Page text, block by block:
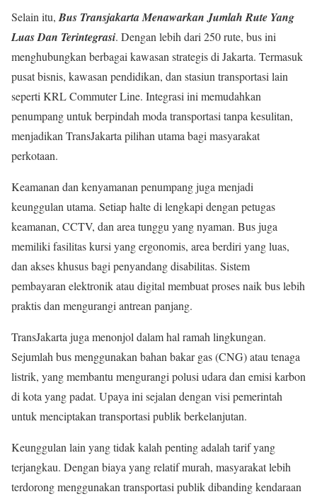
Selain itu, Bus Transjakarta Menawarkan Jumlah Rute Yang
Luas Dan Terintegrasi. Dengan lebih dari 250 rute, bus ini
menghubungkan berbagai kawasan strategis di Jakarta. Termasuk
pusat bisnis, kawasan pendidikan, dan stasiun transportasi lain
seperti KRL Commuter Line. Integrasi ini memudahkan
penumpang untuk berpindah moda transportasi tanpa kesulitan,
menjadikan TransJakarta pilihan utama bagi masyarakat
perkotaan.
Keamanan dan kenyamanan penumpang juga menjadi
keunggulan utama. Setiap halte di lengkapi dengan petugas
keamanan, CCTV, dan area tunggu yang nyaman. Bus juga
memiliki fasilitas kursi yang ergonomis, area berdiri yang luas,
dan akses khusus bagi penyandang disabilitas. Sistem
pembayaran elektronik atau digital membuat proses naik bus lebih
praktis dan mengurangi antrean panjang.
TransJakarta juga menonjol dalam hal ramah lingkungan.
Sejumlah bus menggunakan bahan bakar gas (CNG) atau tenaga
listrik, yang membantu mengurangi polusi udara dan emisi karbon
di kota yang padat. Upaya ini sejalan dengan visi pemerintah
untuk menciptakan transportasi publik berkelanjutan.
Keunggulan lain yang tidak kalah penting adalah tarif yang
terjangkau. Dengan biaya yang relatif murah, masyarakat lebih
terdorong menggunakan transportasi publik dibanding kendaraan